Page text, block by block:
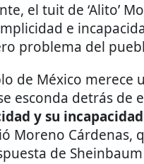
el tuit de ‘Alito’
e
problema del
de México merece
esconda detrás de
y su
Moreno Cárdenas,
de